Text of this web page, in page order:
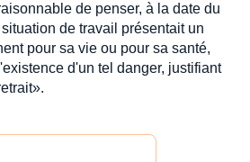
de penser, à la date du
de travail présentait un
pour sa vie ou pour sa santé,
d'un tel danger, justifiant